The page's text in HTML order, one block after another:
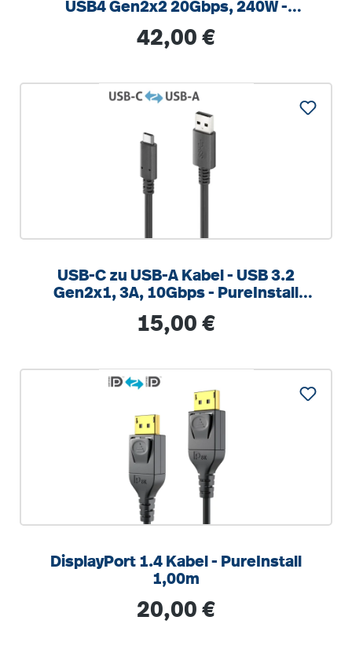
USB4 Gen2x2 20Gbps, 240W -
Regulärer Preis:
42,00 €
USB-C zu USB-A Kabel - USB 3.2
Gen2x1, 3A, 10Gbps - PureInstall
Regulärer Preis:
15,00 €
DisplayPort 1.4 Kabel - PureInstall
1,00m
Regulärer Preis:
20,00 €